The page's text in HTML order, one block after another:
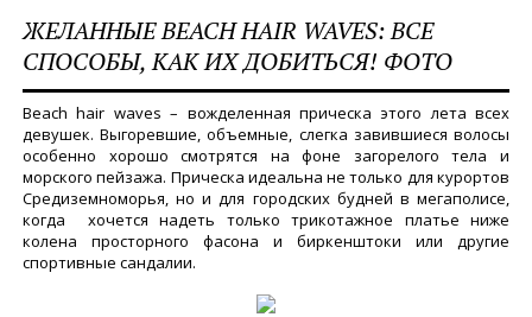
ЖЕЛАННЫЕ BEACH HAIR WAVES: ВСЕ
СПОСОБЫ, КАК ИХ ДОБИТЬСЯ! ФОТО
Beach hair waves – вожделенная прическа этого лета всех
девушек. Выгоревшие, объемные, слегка завившиеся волосы
особенно хорошо смотрятся на фоне загорелого тела и
морского пейзажа. Прическа идеальна не только для курортов
Средиземноморья, но и для городских будней в мегаполисе,
когда хочется надеть только трикотажное платье ниже
колена просторного фасона и биркенштоки или другие
спортивные сандалии.